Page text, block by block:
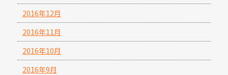
2016年12月
2016年11月
2016年10月
2016年9月